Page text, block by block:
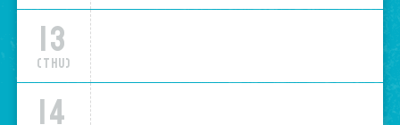
13
(Thu)
14